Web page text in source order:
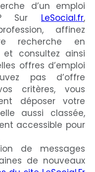
d’un emploi
Sur LeSocial.fr,
affinez
recherche en
consultez ainsi
offres d’emploi
pas d’offre
critères, vous
déposer votre
aussi classée,
accessible pour
de messages
de nouveaux